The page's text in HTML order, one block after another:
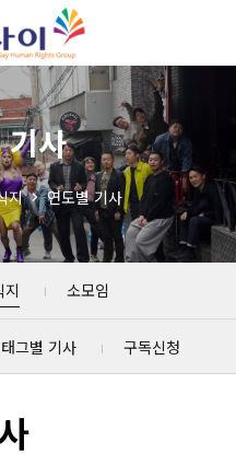
기사
지 연도별 기사
지 소모임
태그별 기사 구독신청